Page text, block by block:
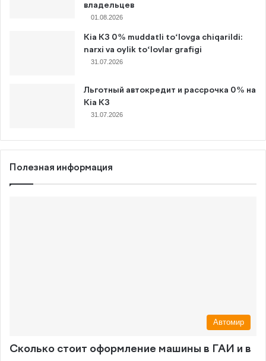
владельцев
01.08.2026
Kia K3 0% muddatli to‘lovga chiqarildi:
narxi va oylik to‘lovlar grafigi
31.07.2026
Льготный автокредит и рассрочка 0% на
Kia K3
31.07.2026
Полезная информация
Автомир
Сколько стоит оформление машины в ГАИ и в